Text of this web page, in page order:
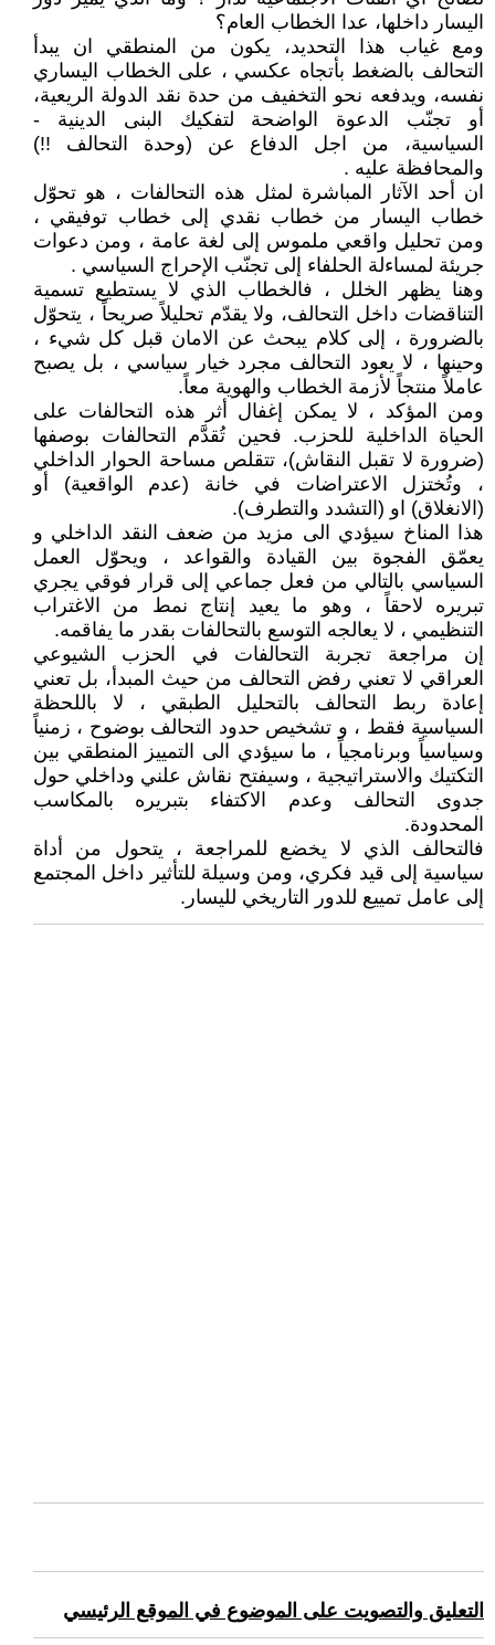
اليسار داخلها، عدا الخطاب العام؟
ومع غياب هذا التحديد، يكون من المنطقي ان يبدأ
التحالف بالضغط بأتجاه عكسي ، على الخطاب اليساري
نفسه، ويدفعه نحو التخفيف من حدة نقد الدولة الريعية،
أو تجنّب الدعوة الواضحة لتفكيك البنى الدينية -
السياسية، من اجل الدفاع عن (وحدة التحالف !!)
والمحافظة عليه .
ان أحد الآثار المباشرة لمثل هذه التحالفات ، هو تحوّل
خطاب اليسار من خطاب نقدي إلى خطاب توفيقي ،
ومن تحليل واقعي ملموس إلى لغة عامة ، ومن دعوات
جريئة لمساءلة الحلفاء إلى تجنّب الإحراج السياسي .
وهنا يظهر الخلل ، فالخطاب الذي لا يستطيع تسمية
التناقضات داخل التحالف، ولا يقدّم تحليلاً صريحاً ، يتحوّل
بالضرورة ، إلى كلام يبحث عن الامان قبل كل شيء ،
وحينها ، لا يعود التحالف مجرد خيار سياسي ، بل يصبح
عاملاً منتجاً لأزمة الخطاب والهوية معاً.
ومن المؤكد ، لا يمكن إغفال أثر هذه التحالفات على
الحياة الداخلية للحزب. فحين تُقدَّم التحالفات بوصفها
(ضرورة لا تقبل النقاش)، تتقلص مساحة الحوار الداخلي
، وتُختزل الاعتراضات في خانة (عدم الواقعية) أو
(الانغلاق) او (التشدد والتطرف).
هذا المناخ سيؤدي الى مزيد من ضعف النقد الداخلي و
يعمّق الفجوة بين القيادة والقواعد ، ويحوّل العمل
السياسي بالتالي من فعل جماعي إلى قرار فوقي يجري
تبريره لاحقاً ، وهو ما يعيد إنتاج نمط من الاغتراب
التنظيمي ، لا يعالجه التوسع بالتحالفات بقدر ما يفاقمه.
إن مراجعة تجربة التحالفات في الحزب الشيوعي
العراقي لا تعني رفض التحالف من حيث المبدأ، بل تعني
إعادة ربط التحالف بالتحليل الطبقي ، لا باللحظة
السياسية فقط ، و تشخيص حدود التحالف بوضوح ، زمنياً
وسياسياً وبرنامجياً ، ما سيؤدي الى التمييز المنطقي بين
التكتيك والاستراتيجية ، وسيفتح نقاش علني وداخلي حول
جدوى التحالف وعدم الاكتفاء بتبريره بالمكاسب
المحدودة.
فالتحالف الذي لا يخضع للمراجعة ، يتحول من أداة
سياسية إلى قيد فكري، ومن وسيلة للتأثير داخل المجتمع
إلى عامل تمييع للدور التاريخي لليسار.
التعليق والتصويت على الموضوع في الموقع الرئيسي